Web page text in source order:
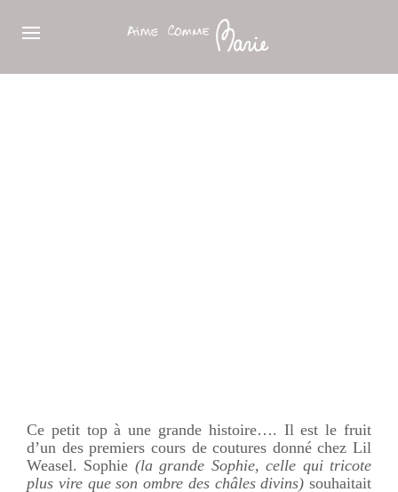
Ce petit top à une grande histoire…. Il est le fruit
d’un des premiers cours de coutures donné chez Lil
Weasel. Sophie (la grande Sophie, celle qui tricote
plus vire que son ombre des châles divins) souhaitait